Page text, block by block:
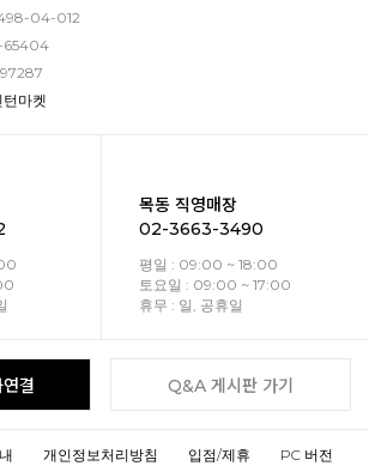
04-012
65404
마켓
목동 직영매장
02-3663-3490
평일 : 09:00 ~ 18:00
토요일 : 09:00 ~ 17:00
휴무 : 일, 공휴일
결 Q&A 게시판 가기
개인정보처리방침 입점/제휴 PC 버전